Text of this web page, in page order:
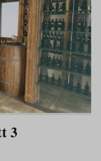
3